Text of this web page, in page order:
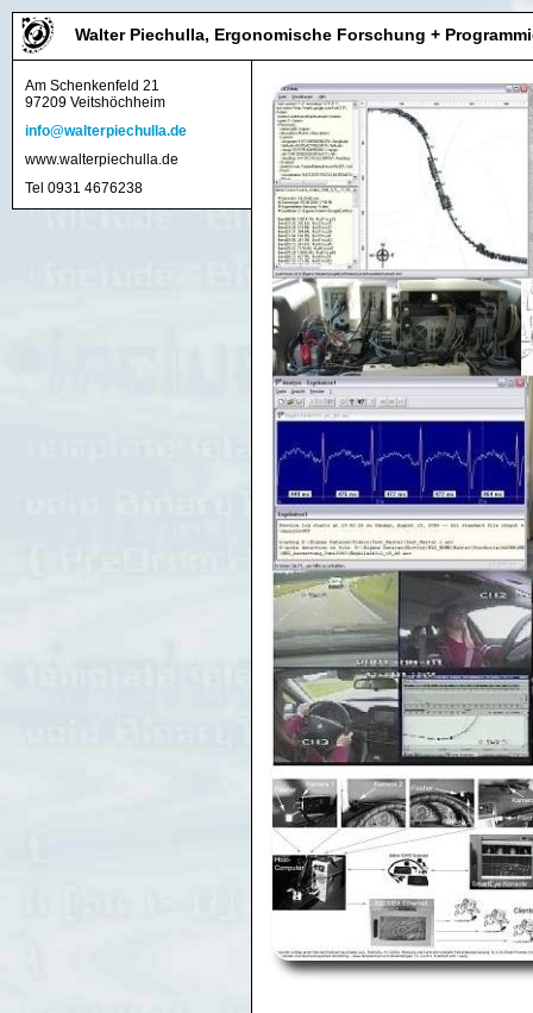
Walter Piechulla, Ergonomische Forschung +
Am Schenkenfeld 21
97209 Veitshöchheim
info@walterpiechulla.de
www.walterpiechulla.de
Tel 0931 4676238